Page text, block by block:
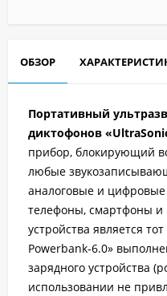
ОБЗОР
Портативный
диктофонов
прибор, блокирующий
любые
аналоговые и
телефоны, смартфоны
устройства является
Powerbank-6.0»
зарядного устройства
использовании не